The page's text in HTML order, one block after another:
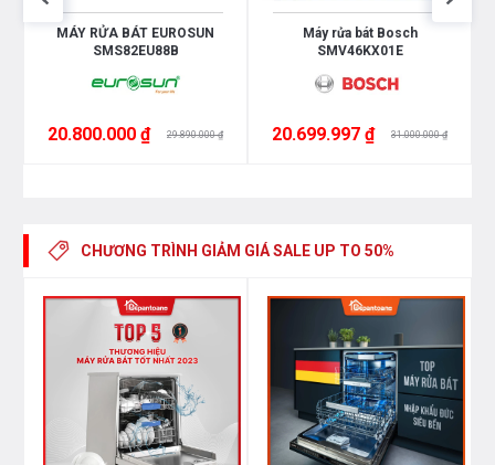
Nhãn độ ồn
Tự động 45-65ºC, Tiết kiệm, Yêu
Nhanh 65ºC, Nhanh 60ºC
AquaStop
Có
MÁY RỬA BÁT EUROSUN
SMS82EU88B
20.800.000 ₫ 29.890.000 ₫
Máy rửa bát Bosch
SMV46KX01E
20.699.997 ₫ 31.000.000 ₫
CHƯƠNG TRÌNH GIẢM GIÁSALE UP TO 50%